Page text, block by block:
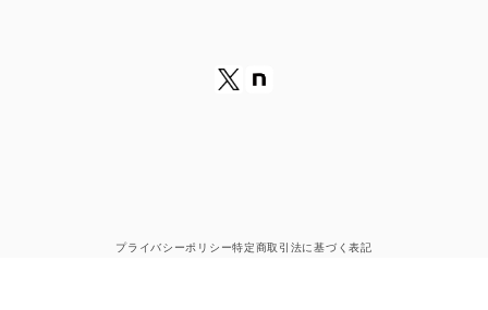
プライバシーポリシー特定商取引法に基づく表記